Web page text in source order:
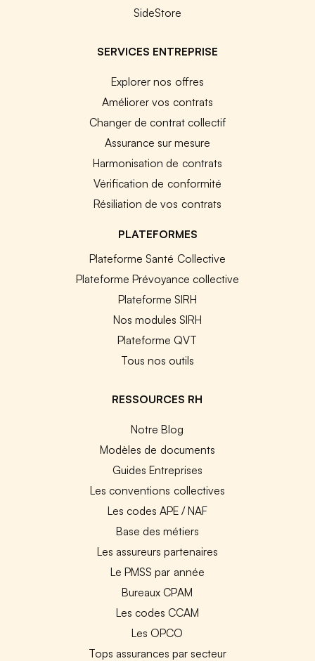
SideStore
SERVICES ENTREPRISE
Explorer nos offres
Améliorer vos contrats
Changer de contrat collectif
Assurance sur mesure
Harmonisation de contrats
Vérification de conformité
Résiliation de vos contrats
PLATEFORMES
Plateforme Santé Collective
Plateforme Prévoyance collective
Plateforme SIRH
Nos modules SIRH
Plateforme QVT
Tous nos outils
RESSOURCES RH
Notre Blog
Modèles de documents
Guides Entreprises
Les conventions collectives
Les codes APE / NAF
Base des métiers
Les assureurs partenaires
Le PMSS par année
Bureaux CPAM
Les codes CCAM
Les OPCO
Tops assurances par secteur